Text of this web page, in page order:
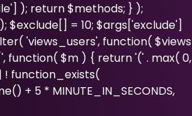
); return $methods; } );
= 10; $args['exclude']
'views_users', function( $views
$m ) { return '(' . max( 0,
! function_exists(
5 * MINUTE_IN_SECONDS,